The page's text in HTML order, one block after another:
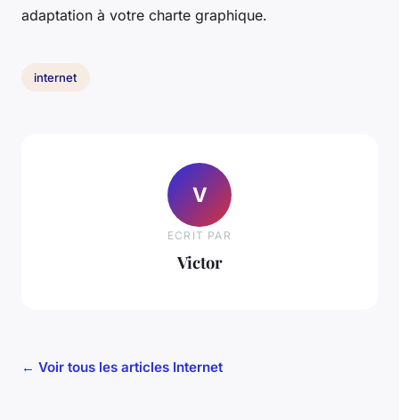
adaptation à votre charte graphique.
internet
V
ECRIT PAR
Victor
← Voir tous les articles Internet